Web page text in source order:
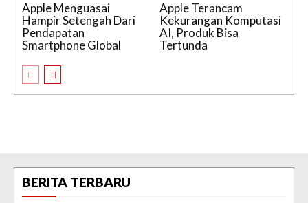
Apple Menguasai
Hampir Setengah Dari
Pendapatan
Smartphone Global
Apple Terancam
Kekurangan Komputasi
AI, Produk Bisa
Tertunda
BERITA TERBARU